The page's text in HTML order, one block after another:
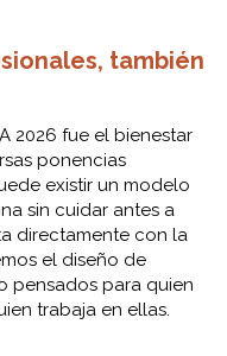
también
2026 fue el bienestar
ponencias
existir un modelo
sin cuidar antes a
directamente con la
el diseño de
pensados para quien
trabaja en ellas.